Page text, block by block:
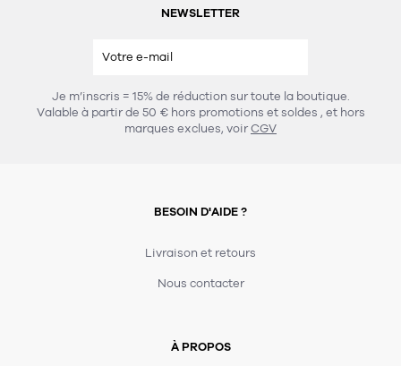
NEWSLETTER
Je m’inscris = 15% de réduction sur toute la boutique.
Valable à partir de 50 € hors promotions et soldes , et hors
marques exclues, voirCGV
BESOIN D'AIDE ?
Livraison et retours
Nous contacter
À PROPOS